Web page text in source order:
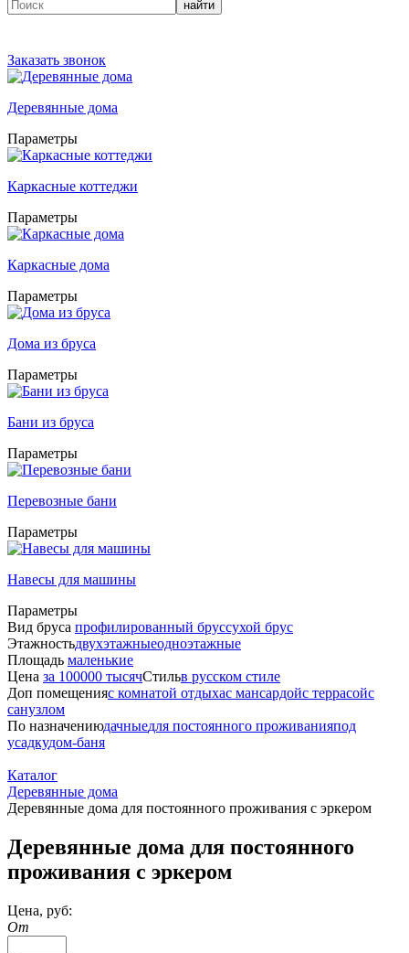
найти
Заказать звонок
Деревянные дома
Параметры
Каркасные коттеджи
Параметры
Каркасные дома
Параметры
Дома из бруса
Параметры
Бани из бруса
Параметры
Перевозные бани
Параметры
Навесы для машины
Параметры
Вид бруса профилированный бруссухой брус
Этажностьдвухэтажныеодноэтажные
Площадь маленькие
Цена за 100000 тысячСтильв русском стиле
Доп помещенияс комнатой отдыхас мансардойс террасойс
санузлом
По назначениюдачныедля постоянного проживанияпод
усадкудом-баня
Каталог
Деревянные дома
Деревянные дома для постоянного проживания с эркером
Деревянные дома для постоянного
проживания с эркером
Цена, руб:
От